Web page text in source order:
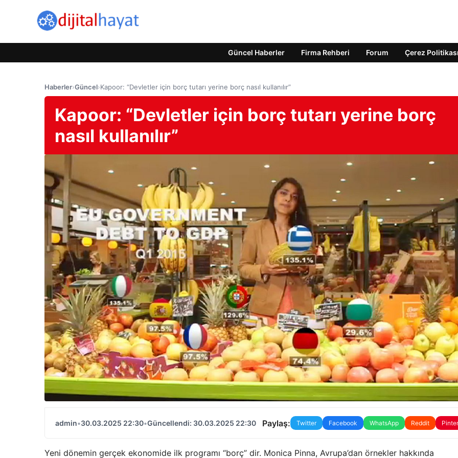
Güncel Haberler Firma Rehberi Forum Çerez Politikası
Haberler›Güncel›Kapoor: “Devletler için borç tutarı yerine borç nasıl kullanılır”
Kapoor: “Devletler için borç tutarı yerine borç
nasıl kullanılır”
admin•30.03.2025 22:30•Güncellendi: 30.03.2025 22:30 Paylaş: Twitter Facebook WhatsApp Reddit
Yeni dönemin gerçek ekonomide ilk programı “borç” dir. Monica Pinna, Avrupa’dan örnekler hakkında